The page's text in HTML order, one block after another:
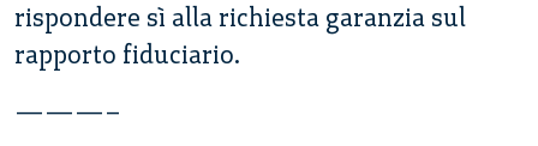
rispondere sì alla richiesta garanzia sul
rapporto fiduciario.
———–